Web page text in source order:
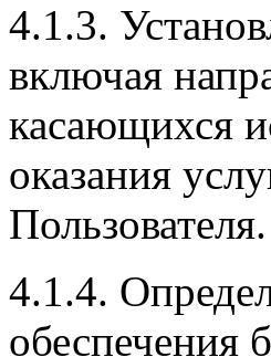
4.1.3.
включая
касающихся
оказания
Пользователя.
4.1.4.
обеспечения